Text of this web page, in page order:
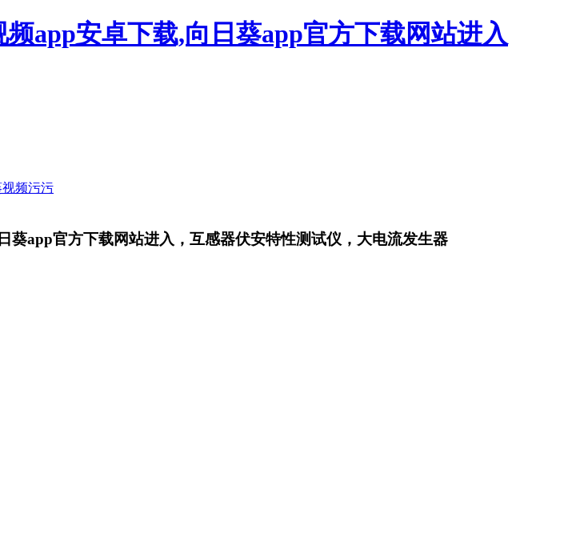
app安卓下载,向日葵app官方下载网站进入
频污污
官方下载网站进入，互感器伏安特性测试仪，大电流发生器